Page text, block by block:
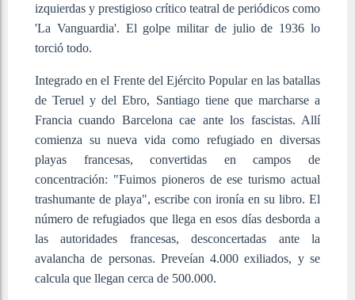
izquierdas y prestigioso crítico teatral de periódicos como
'La Vanguardia'. El golpe militar de julio de 1936 lo
torció todo.
Integrado en el Frente del Ejército Popular en las batallas
de Teruel y del Ebro, Santiago tiene que marcharse a
Francia cuando Barcelona cae ante los fascistas. Allí
comienza su nueva vida como refugiado en diversas
playas francesas, convertidas en campos de
concentración: "Fuimos pioneros de ese turismo actual
trashumante de playa", escribe con ironía en su libro. El
número de refugiados que llega en esos días desborda a
las autoridades francesas, desconcertadas ante la
avalancha de personas. Preveían 4.000 exiliados, y se
calcula que llegan cerca de 500.000.